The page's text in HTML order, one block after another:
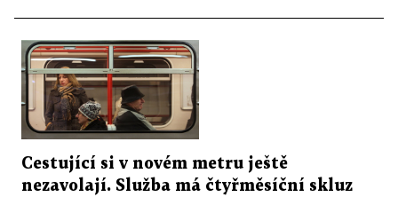
Cestující si v novém metru ještě
nezavolají. Služba má čtyřměsíční skluz